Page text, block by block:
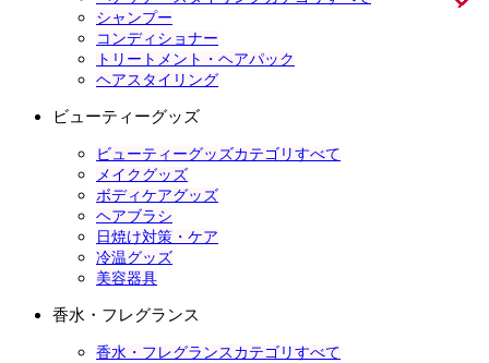
シャンプー
コンディショナー
トリートメント・ヘアパック
ヘアスタイリング
ビューティーグッズ
ビューティーグッズカテゴリすべて
メイクグッズ
ボディケアグッズ
ヘアブラシ
日焼け対策・ケア
冷温グッズ
美容器具
香水・フレグランス
香水・フレグランスカテゴリすべて